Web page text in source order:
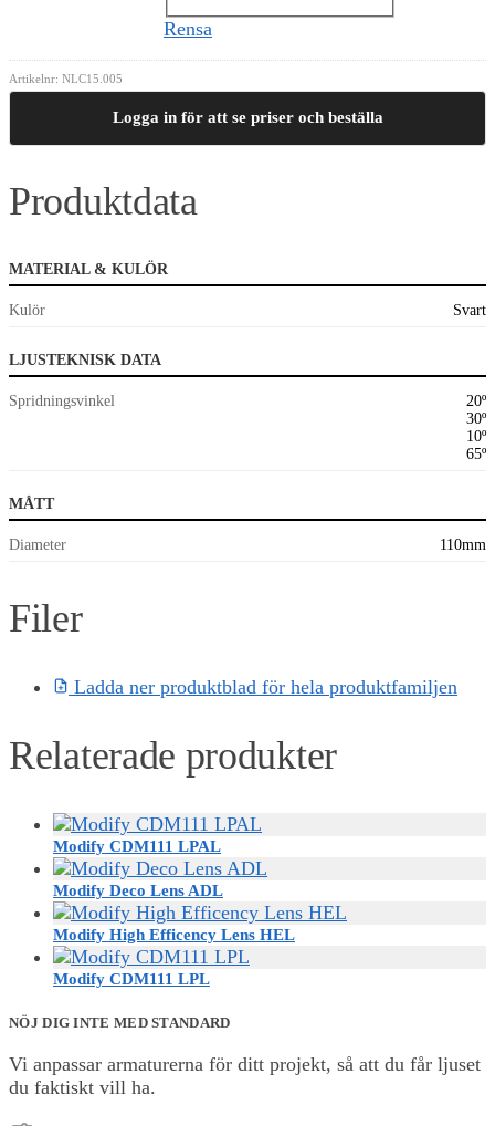
Rensa
Artikelnr: NLC15.005
Logga in för att se priser och beställa
Produktdata
MATERIAL & KULÖR
Kulör Svart
LJUSTEKNISK DATA
Spridningsvinkel
20º
30º
10º
65º
MÅTT
Diameter 110mm
Filer
Ladda ner produktblad för hela produktfamiljen
Relaterade produkter
Modify CDM111 LPAL
Modify Deco Lens ADL
Modify High Efficency Lens HEL
Modify CDM111 LPL
NÖJ DIG INTE MED STANDARD
Vi anpassar armaturerna för ditt projekt, så att du får ljuset
du faktiskt vill ha.